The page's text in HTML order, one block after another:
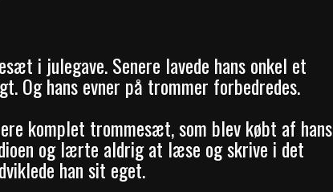
i julegave. Senere lavede hans onkel et
Og hans evner på trommer forbedredes.
komplet trommesæt, som blev købt af hans
og lærte aldrig at læse og skrive i det
han sit eget.